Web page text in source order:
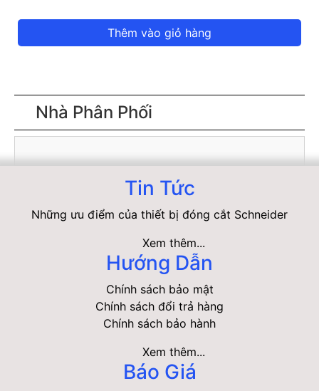
Thêm vào giỏ hàng
Nhà Phân Phối
Tin Tức
Những ưu điểm của thiết bị đóng cắt Schneider
Xem thêm...
Hướng Dẫn
Chính sách bảo mật
Chính sách đổi trả hàng
Chính sách bảo hành
Xem thêm...
Báo Giá